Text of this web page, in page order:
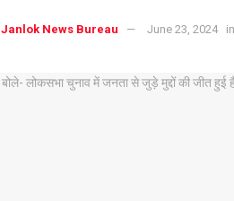
Janlok News Bureau June 23, 2024 in